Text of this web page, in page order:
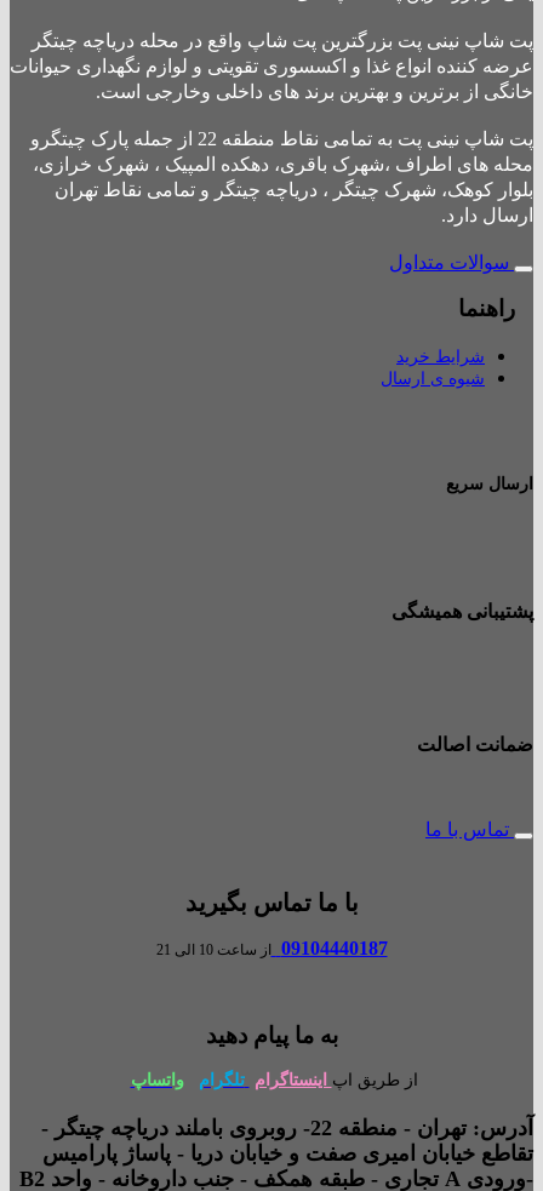
پت شاپ نینی پت بزرگترین پت شاپ واقع در محله دریاچه چیتگر
عرضه کننده انواع غذا و اکسسوری تقویتی و لوازم نگهداری حیوانات
خانگی از برترین و بهترین برند های داخلی وخارجی است.
پت شاپ نینی پت به تمامی نقاط منطقه 22 از جمله پارک چیتگرو
محله های اطراف ،شهرک باقری، دهکده المپیک ، شهرک خرازی،
بلوار کوهک، شهرک چیتگر ، دریاچه چیتگر و تمامی نقاط تهران
ارسال دارد.
سوالات متداول
راهنما
شرایط خرید
شیوه ی ارسال
ارسال سریع
پشتیبانی همیشگی
ضمانت اصالت
تماس با ما
با ما تماس بگیرید
09104440187 از ساعت 10 الی 21
به ما پیام دهید
از طریق اپ اینستاگرام تلگرام واتساپ
آدرس: تهران - منطقه 22- روبروی باملند دریاچه چیتگر -
تقاطع خیابان امیری صفت و خیابان دریا - پاساژ پارامیس
-ورودی A تجاری - طبقه همکف - جنب داروخانه - واحد B2